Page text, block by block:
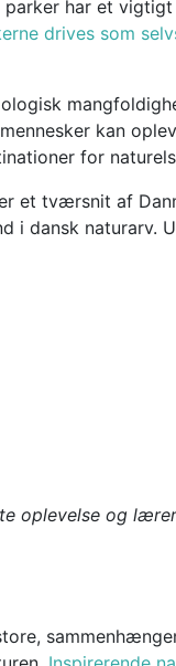
har et
drives som
kan
for
et tværsnit af
i dansk naturarv.
oplevelse og